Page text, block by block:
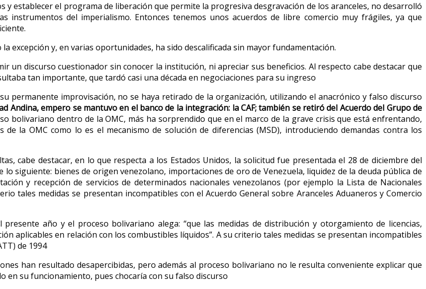
y establecer el programa de liberación que permite la progresiva desgravación de los aranceles, no desarrolló
instrumentos del imperialismo. Entonces tenemos unos acuerdos de libre comercio muy frágiles, ya que
excepción y, en varias oportunidades, ha sido descalificada sin mayor fundamentación.
un discurso cuestionador sin conocer la institución, ni apreciar sus beneficios. Al respecto cabe destacar que
tan importante, que tardó casi una década en negociaciones para su ingreso
permanente improvisación, no se haya retirado de la organización, utilizando el anacrónico y falso discurso
Andina, empero se mantuvo en el banco de la integración: la CAF; también se retiró del Acuerdo del Grupo de
bolivariano dentro de la OMC, más ha sorprendido que en el marco de la grave crisis que está enfrentando,
la OMC como lo es el mecanismo de solución de diferencias (MSD), introduciendo demandas contra los
cabe destacar, en lo que respecta a los Estados Unidos, la solicitud fue presentada el 28 de diciembre del
siguiente: bienes de origen venezolano, importaciones de oro de Venezuela, liquidez de la deuda pública de
y recepción de servicios de determinados nacionales venezolanos (por ejemplo la Lista de Nacionales
tales medidas se presentan incompatibles con el Acuerdo General sobre Aranceles Aduaneros y Comercio
año y el proceso bolivariano alega: “que las medidas de distribución y otorgamiento de licencias,
aplicables en relación con los combustibles líquidos”. A su criterio tales medidas se presentan incompatibles
de 1994
han resultado desapercibidas, pero además al proceso bolivariano no le resulta conveniente explicar que
en su funcionamiento, pues chocaría con su falso discurso